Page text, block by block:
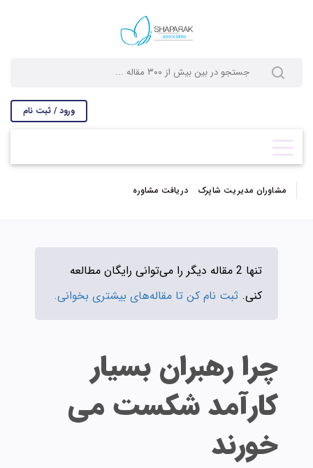
ورود / ثبت نام
مشاوران مدیریت شاپرک دریافت مشاوره
تنها 2 مقاله دیگر را می‌توانی رایگان مطالعه
کنی. ثبت نام کن تا مقاله‌های بیشتری بخوانی.
چرا رهبران بسیار
کارآمد شکست می
خورند